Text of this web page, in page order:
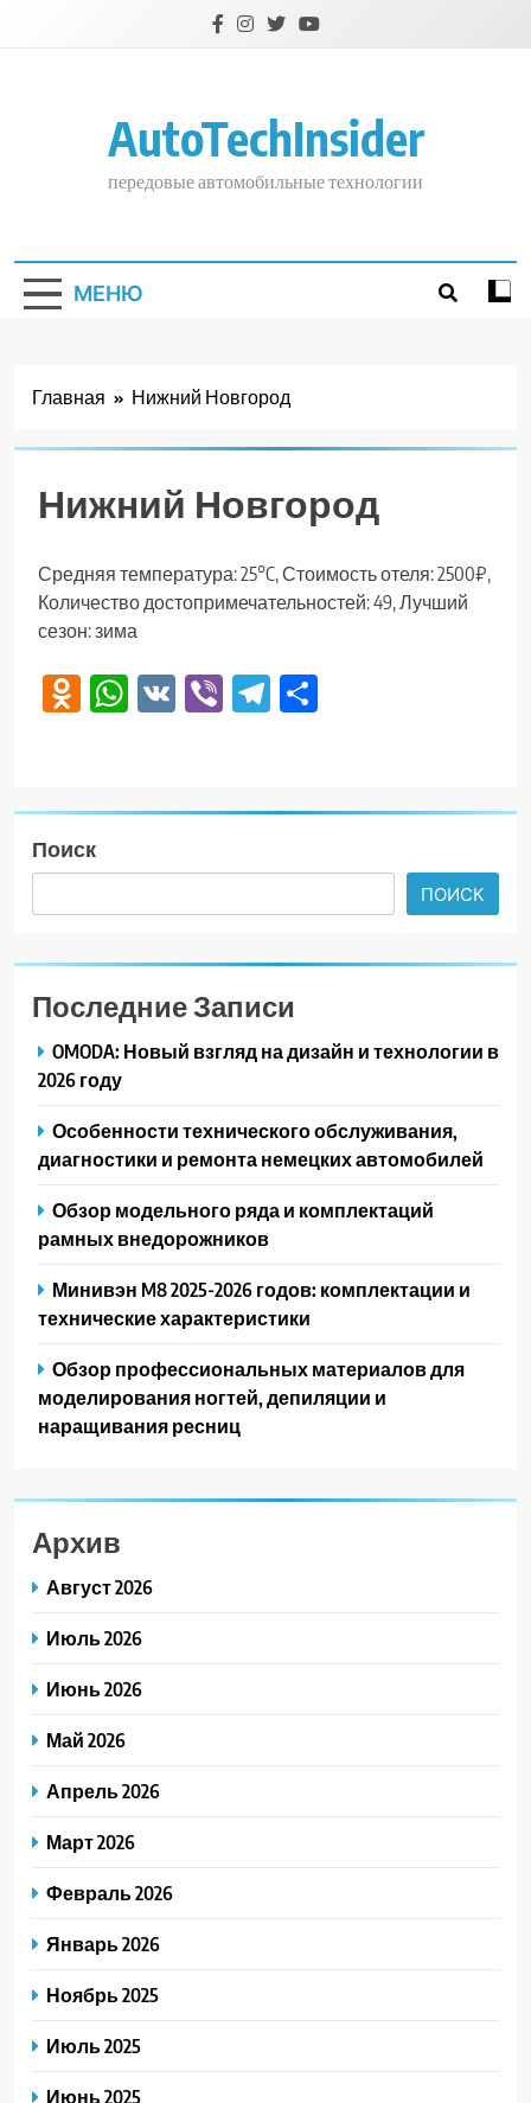
AutoTechInsider
передовые автомобильные технологии
МЕНЮ
Главная Нижний Новгород
Нижний Новгород
Средняя температура: 25°C, Стоимость отеля: 2500₽,
Количество достопримечательностей: 49, Лучший
сезон: зима
Odnoklassniki
WhatsApp
VK ViberTelegram
Поиск
ПОИСК
Последние Записи
OMODA: Новый взгляд на дизайн и технологии в
2026 году
Особенности технического обслуживания,
диагностики и ремонта немецких автомобилей
Обзор модельного ряда и комплектаций
рамных внедорожников
Минивэн M8 2025-2026 годов: комплектации и
технические характеристики
Обзор профессиональных материалов для
моделирования ногтей, депиляции и
наращивания ресниц
Архив
Август 2026
Июль 2026
Июнь 2026
Май 2026
Апрель 2026
Март 2026
Февраль 2026
Январь 2026
Ноябрь 2025
Июль 2025
Июнь 2025